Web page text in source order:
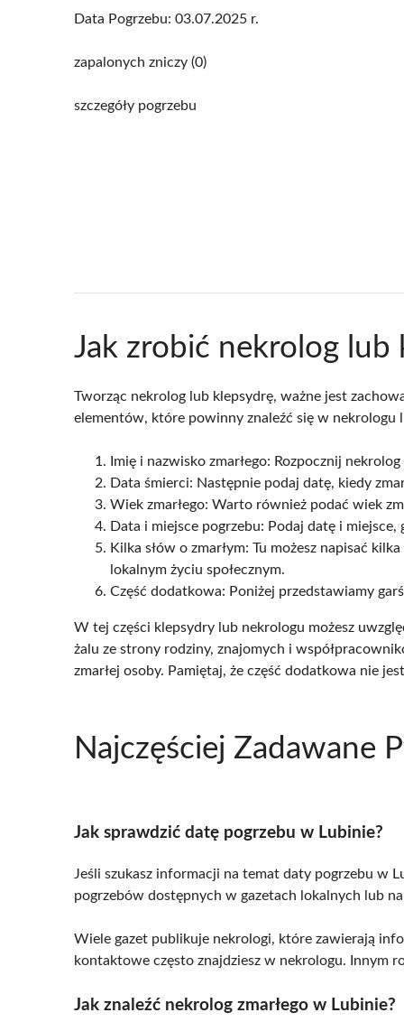
Data Pogrzebu: 03.07.2025 r.
zapalonych zniczy (0)
szczegóły pogrzebu
Jak zrobić nekrolog lub
Tworząc nekrolog lub klepsydrę, ważne jest
elementów, które powinny znaleźć się w nekrologu
Imię i nazwisko zmarłego: Rozpocznij
Data śmierci: Następnie podaj datę, kiedy
Wiek zmarłego: Warto również podać wiek
Data i miejsce pogrzebu: Podaj datę i
Kilka słów o zmarłym: Tu możesz napisać
lokalnym życiu społecznym.
Część dodatkowa: Poniżej przedstawiamy
W tej części klepsydry lub nekrologu możesz
żalu ze strony rodziny, znajomych i
zmarłej osoby. Pamiętaj, że część dodatkowa nie
Najczęściej Zadawane
Jak sprawdzić datę pogrzebu w Lubinie?
Jeśli szukasz informacji na temat daty pogrzebu w
pogrzebów dostępnych w gazetach lokalnych lub
Wiele gazet publikuje nekrologi, które zawierają
kontaktowe często znajdziesz w nekrologu. Innym
Jak znaleźć nekrolog zmarłego w Lubinie?